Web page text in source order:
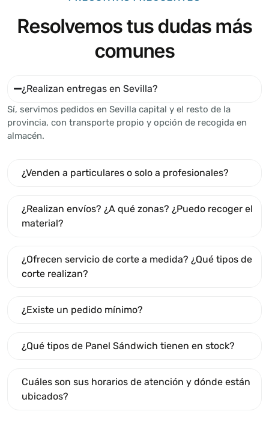
Resolvemos tus dudas más
comunes
¿Realizan entregas en Sevilla?
Sí, servimos pedidos en Sevilla capital y el resto de la
provincia, con transporte propio y opción de recogida en
almacén.
¿Venden a particulares o solo a profesionales?
¿Realizan envíos? ¿A qué zonas? ¿Puedo recoger el
material?
¿Ofrecen servicio de corte a medida? ¿Qué tipos de
corte realizan?
¿Existe un pedido mínimo?
¿Qué tipos de Panel Sándwich tienen en stock?
Cuáles son sus horarios de atención y dónde están
ubicados?